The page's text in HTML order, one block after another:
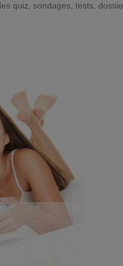
quiz, sondages, tests,